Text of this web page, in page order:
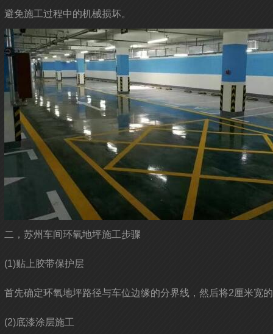
避免施工过程中的机械损坏。
二，苏州车间环氧地坪施工步骤
(1)贴上胶带保护层
首先确定环氧地坪路径与车位边缘的分界线，然后将2厘米宽
(2)底漆涂层施工